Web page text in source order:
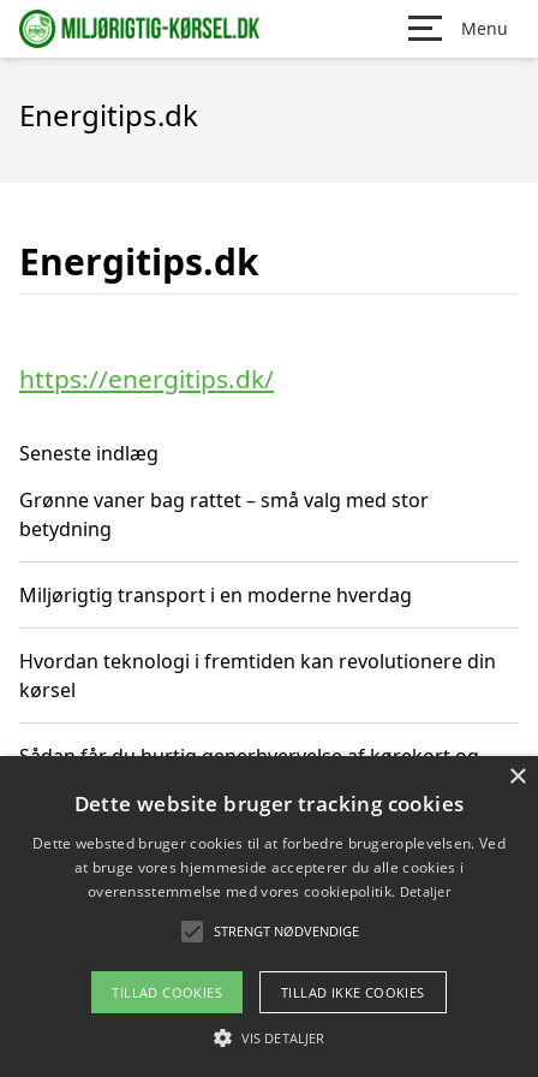
Menu
Energitips.dk
Energitips.dk
https://energitips.dk/
Seneste indlæg
Grønne vaner bag rattet – små valg med stor
betydning
Miljørigtig transport i en moderne hverdag
Hvordan teknologi i fremtiden kan revolutionere din
kørsel
Sådan får du hurtig generhvervelse af kørekort og
Sådan lærer du miljørigtig kørsel hos en køreskole i
Gentofte
Copyright 2026 - Pilanto Aps
Om / kontakt
×
Dette website bruger tracking cookies
Dette websted bruger cookies til at forbedre brugeroplevelsen. Ved
at bruge vores hjemmeside accepterer du alle cookies i
overensstemmelse med vores cookiepolitik. Detaljer
STRENGT NØDVENDIGE
TILLAD COOKIES TILLAD IKKE COOKIES
VIS DETALJER